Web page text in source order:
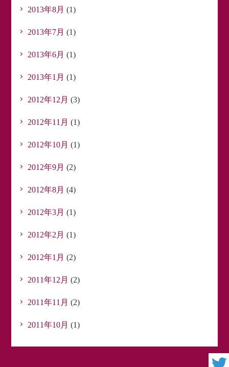
2013年8月 (1)
2013年7月 (1)
2013年6月 (1)
2013年1月 (1)
2012年12月 (3)
2012年11月 (1)
2012年10月 (1)
2012年9月 (2)
2012年8月 (4)
2012年3月 (1)
2012年2月 (1)
2012年1月 (2)
2011年12月 (2)
2011年11月 (2)
2011年10月 (1)